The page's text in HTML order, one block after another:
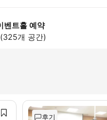
벤트홀 예약
개 공간)
후기